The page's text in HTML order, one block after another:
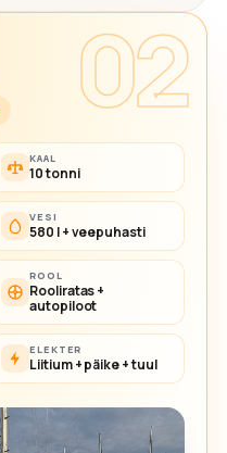
02
KAAL
10 tonni
VESI
580 l + veepuhasti
ROOL
Rooliratas +
autopiloot
ELEKTER
Liitium + päike + tuul